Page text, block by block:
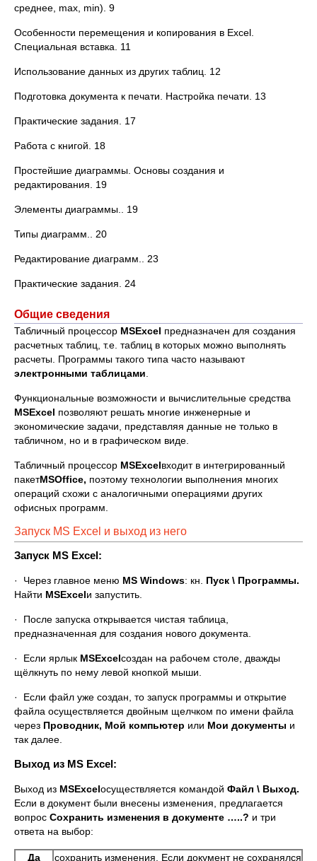
среднее, mах, min). 9
Особенности перемещения и копирования в Excel.
Специальная вставка. 11
Использование данных из других таблиц. 12
Подготовка документа к печати. Настройка печати. 13
Практические задания. 17
Работа с книгой. 18
Простейшие диаграммы. Основы создания и
редактирования. 19
Элементы диаграммы.. 19
Типы диаграмм.. 20
Редактирование диаграмм.. 23
Практические задания. 24
Общие сведения
Табличный процессор MSExcel предназначен для создания
расчетных таблиц, т.е. таблиц в которых можно выполнять
расчеты. Программы такого типа часто называют
электронными таблицами
Функциональные возможности и вычислительные средства
MSExcel позволяют решать многие инженерные и
экономические задачи, представляя данные не только в
табличном, но и в графическом виде.
Табличный процессор MSExcelвходит в интегрированный
пакетMSOffice, поэтому технологии выполнения многих
операций схожи с аналогичными операциями других
офисных программ.
Запуск MS Excel и выход из него
Запуск MS Excel:
· Через главное меню MS Windows: кн. Пуск \ Программы.
Найти MSExcelи запустить.
· После запуска открывается чистая таблица,
предназначенная для создания нового документа.
· Если ярлык MSExcelсоздан на рабочем столе, дважды
щёлкнуть по нему левой кнопкой мыши.
· Если файл уже создан, то запуск программы и открытие
файла осуществляется двойным щелчком по имени файла
через Проводник, Мой компьютер или Мои документы и
так далее.
Выход из MS Excel:
Выход из MSExcelосуществляется командой Файл \ Выход.
Если в документ были внесены изменения, предлагается
вопрос Сохранить изменения в документе …..? и три
ответа на выбор:
Да сохранить изменения. Если документ не сохранялся